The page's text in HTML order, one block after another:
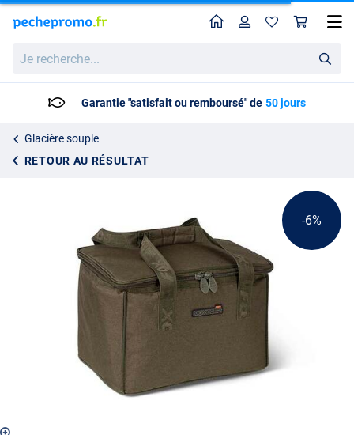
recherche...
HomeProfil
Garantie "satisfait ou remboursé" de 50 jours
Glacière souple
RETOUR AU RÉSULTAT
Grande glacière souple Fox Voyager
-6%